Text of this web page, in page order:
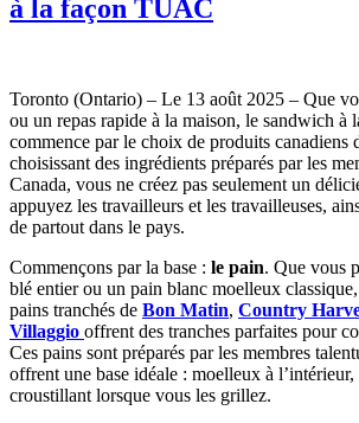
à la façon TUAC
Toronto (Ontario) – Le 13 août 2025 – Que
ou un repas rapide à la maison, le sandwich à
commence par le choix de produits canadiens
choisissant des ingrédients préparés par les
Canada, vous ne créez pas seulement un
appuyez les travailleurs et les travailleuses,
de partout dans le pays.
Commençons par la base : le pain. Que vous
blé entier ou un pain blanc moelleux
pains tranchés de Bon Matin, Country
Villaggio offrent des tranches parfaites pour
Ces pains sont préparés par les membres
offrent une base idéale : moelleux à l’intérieur,
croustillant lorsque vous les grillez.